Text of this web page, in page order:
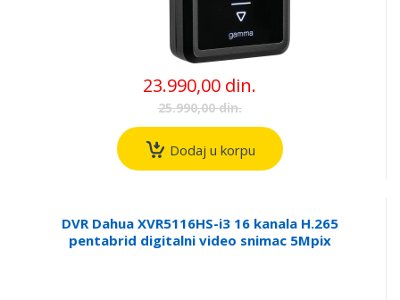
23.990,00 din.
25.990,00 din.
Dodaj u korpu
DVR Dahua XVR5116HS-i3 16 kanala H.265
pentabrid digitalni video snimac 5Mpix